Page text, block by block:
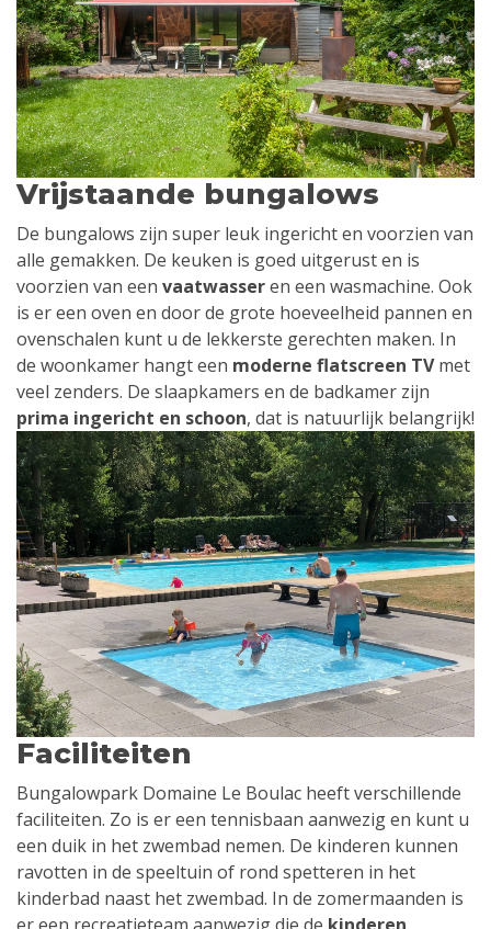
Vrijstaande bungalows
De bungalows zijn super leuk ingericht en voorzien van
alle gemakken. De keuken is goed uitgerust en is
voorzien van een vaatwasseren een wasmachine. Ook
is er een oven en door de grote hoeveelheid pannen en
ovenschalen kunt u de lekkerste gerechten maken. In
de woonkamer hangt een moderne flatscreen TVmet
veel zenders. De slaapkamers en de badkamer zijn
prima ingericht en schoon, dat is natuurlijk belangrijk!
Faciliteiten
Bungalowpark Domaine Le Boulac heeft verschillende
faciliteiten. Zo is er een tennisbaan aanwezig en kunt u
een duik in het zwembad nemen. De kinderen kunnen
ravotten in de speeltuin of rond spetteren in het
kinderbad naast het zwembad. In de zomermaanden is